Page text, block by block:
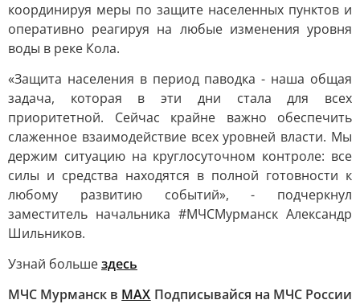
координируя меры по защите населенных пунктов и
оперативно реагируя на любые изменения уровня
воды в реке Кола.
«Защита населения в период паводка - наша общая
задача, которая в эти дни стала для всех
приоритетной. Сейчас крайне важно обеспечить
слаженное взаимодействие всех уровней власти. Мы
держим ситуацию на круглосуточном контроле: все
силы и средства находятся в полной готовности к
любому развитию событий», - подчеркнул
заместитель начальника #МЧСМурманск Александр
Шильников.
Узнай большездесь
МЧС Мурманск в МАХ Подписывайся на МЧС России